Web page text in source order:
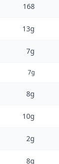
168
13g
7g
7g
8g
10g
2g
8g